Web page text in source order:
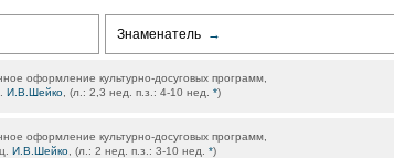
Знаменатель →
оформление культурно-досуговых программ,
И.В.Шейко , (л.: 2,3 нед. п.з.: 4-10 нед. *)
оформление культурно-досуговых программ,
И.В.Шейко, (л.: 2 нед. п.з.: 3-10 нед. *)